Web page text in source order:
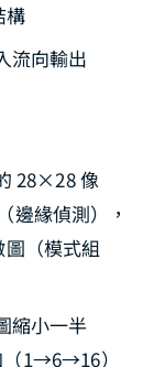
構
流向輸出
28×28 像
邊緣偵測），
（模式組
縮小一半
1→6→16）